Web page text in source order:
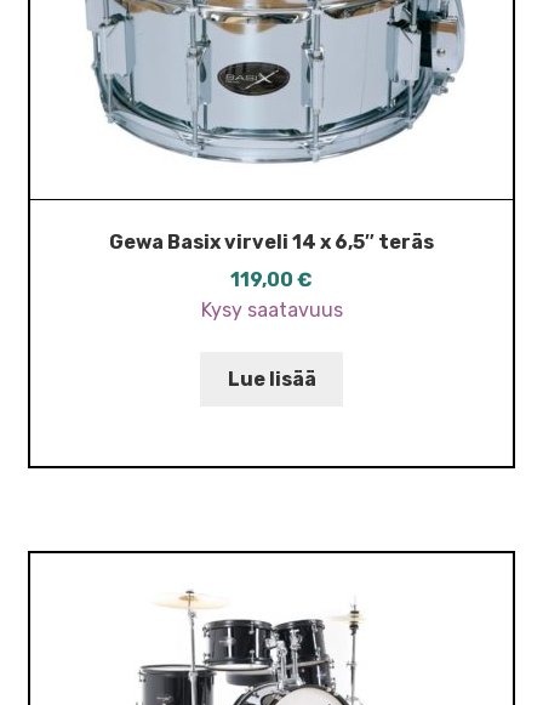
Gewa Basix virveli 14 x 6,5″ teräs
119,00 €
Kysy saatavuus
Lue lisää